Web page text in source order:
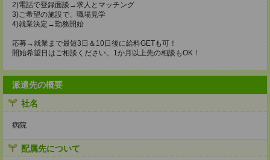
2)電話で登録面談→求人とマッチング
3)ご希望の施設で、職場見学
4)就業決定→勤務開始
応募→就業まで最短3日＆10日後に給料GETも可！
開始希望日はご相談ください。1か月以上先の相談もOK！
派遣先の概要
社名
病院
配属先について